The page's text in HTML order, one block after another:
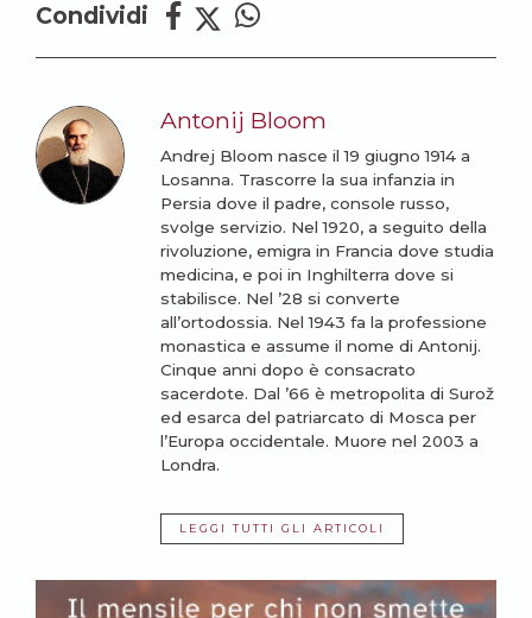
Condividi
Antonij Bloom
Andrej Bloom nasce il 19 giugno 1914 a
Losanna. Trascorre la sua infanzia in
Persia dove il padre, console russo,
svolge servizio. Nel 1920, a seguito della
rivoluzione, emigra in Francia dove studia
medicina, e poi in Inghilterra dove si
stabilisce. Nel ’28 si converte
all’ortodossia. Nel 1943 fa la professione
monastica e assume il nome di Antonij.
Cinque anni dopo è consacrato
sacerdote. Dal ’66 è metropolita di Surož
ed esarca del patriarcato di Mosca per
l’Europa occidentale. Muore nel 2003 a
Londra.
LEGGI TUTTI GLI ARTICOLI